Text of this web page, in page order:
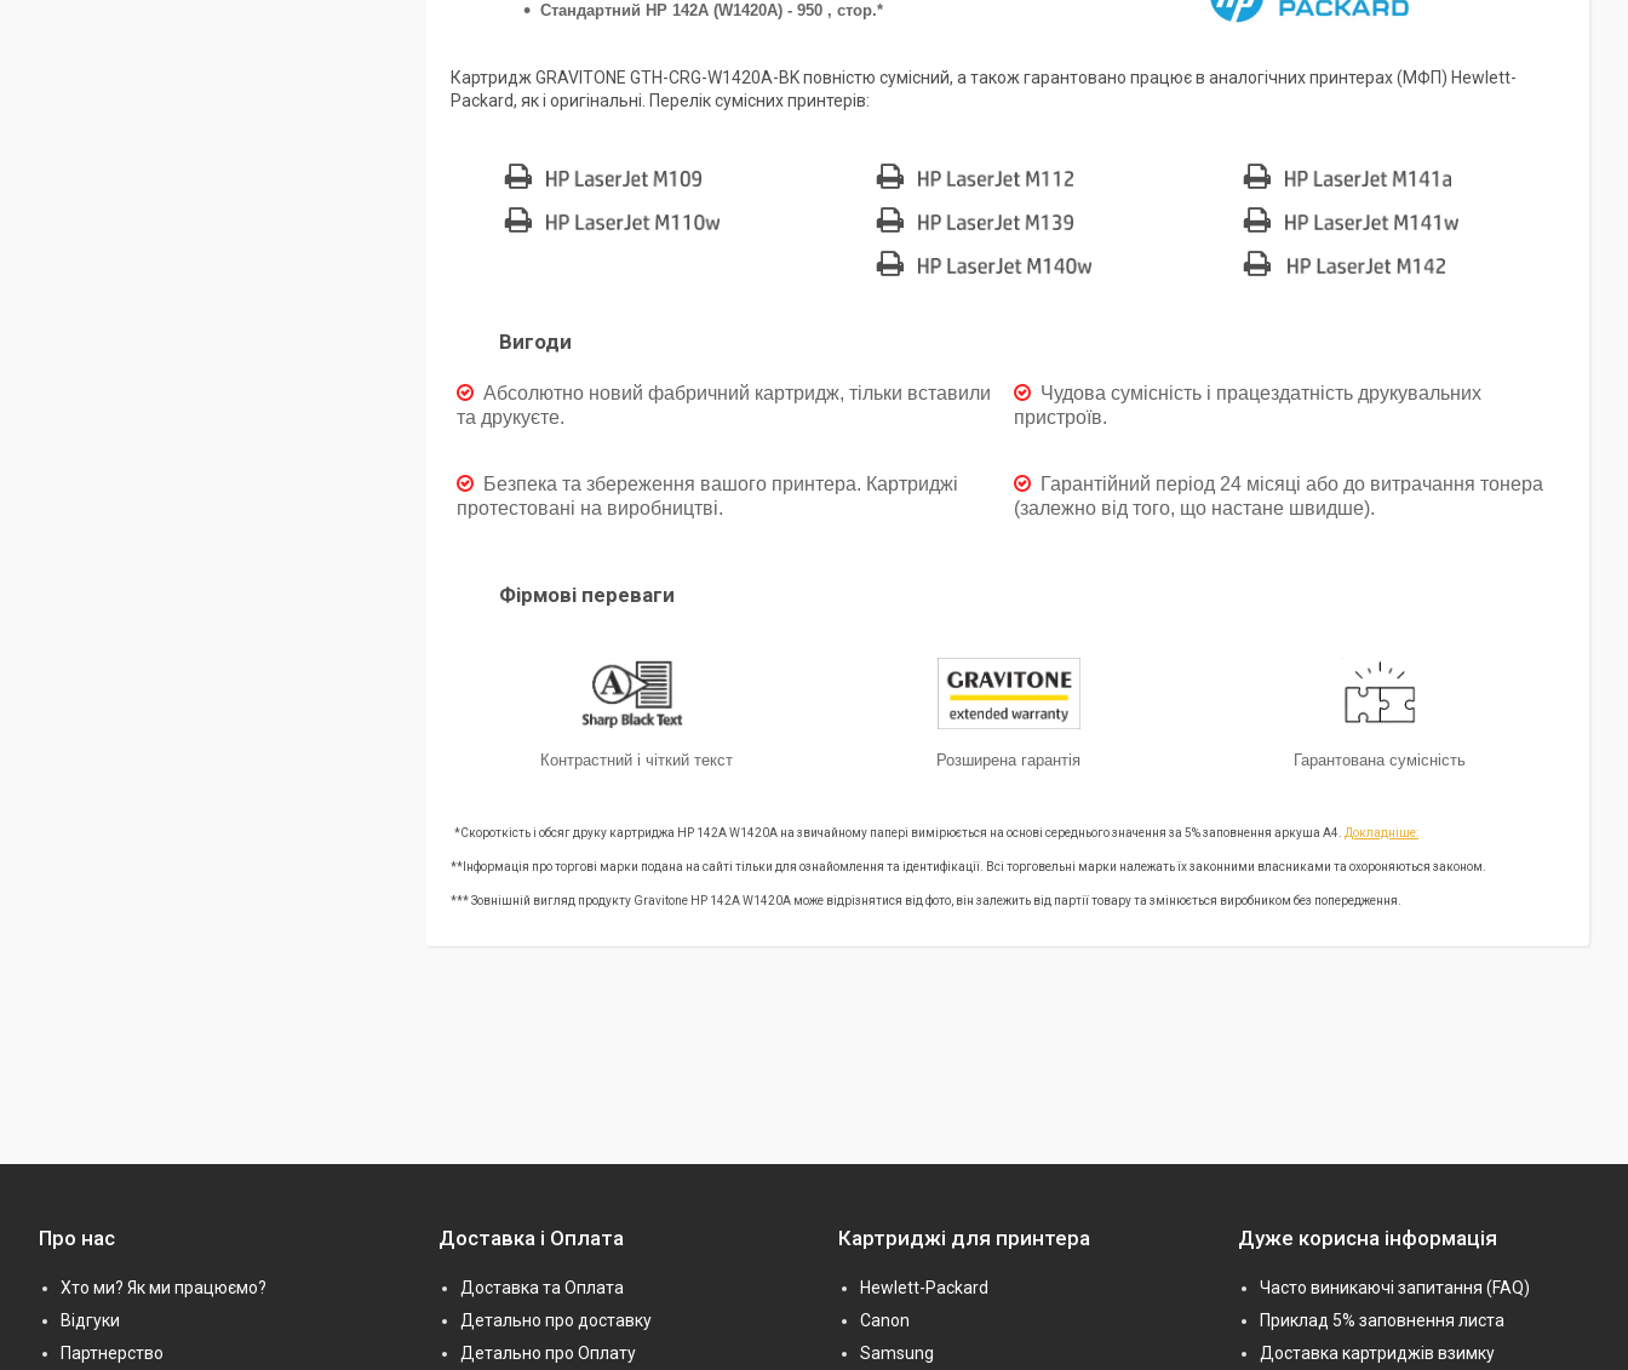
Стандартний HP 142A (W1420A) - 950 , стор.*
Картридж GRAVITONE GTH-CRG-W1420A-BK повністю сумісний, а також гарантовано працює в аналогічних принтерах (МФП) Hewlett-
Packard, як і оригінальні. Перелік сумісних принтерів:
Вигоди
Абсолютно новий фабричний картридж, тільки вставили
та друкуєте.
Безпека та збереження вашого принтера. Картриджі
протестовані на виробництві.
Чудова сумісність і працездатність друкувальних
пристроїв.
Гарантійний період 24 місяці або до витрачання тонера
(залежно від того, що настане швидше).
Фірмові переваги
Контрастний і чіткий текст Розширена гарантія Гарантована сумісність
*Скороткість і обсяг друку картриджа HP 142A W1420A на звичайному папері вимірюється на основі середнього значення за 5% заповнення аркуша А4. Докладніше:
**Інформація про торгові марки подана на сайті тільки для ознайомлення та ідентифікації. Всі торговельні марки належать їх законними власниками та охороняються законом.
*** Зовнішній вигляд продукту Gravitone HP 142A W1420A може відрізнятися від фото, він залежить від партії товару та змінюється виробником без попередження.
Про нас
Хто ми? Як ми працюємо?
Відгуки
Партнерство
Доставка і Оплата
Доставка та Оплата
Детально про доставку
Детально про Оплату
Картриджі для принтера
Hewlett-Packard
Canon
Samsung
Дуже корисна інформація
Часто виникаючі запитання (FAQ)
Приклад 5% заповнення листа
Доставка картриджів взимку